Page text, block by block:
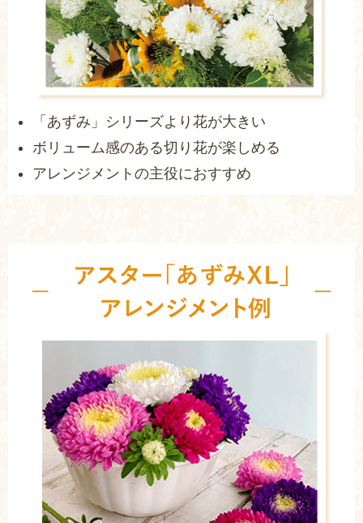
「あずみ」シリーズより花が大きい
ボリューム感のある切り花が楽しめる
アレンジメントの主役におすすめ